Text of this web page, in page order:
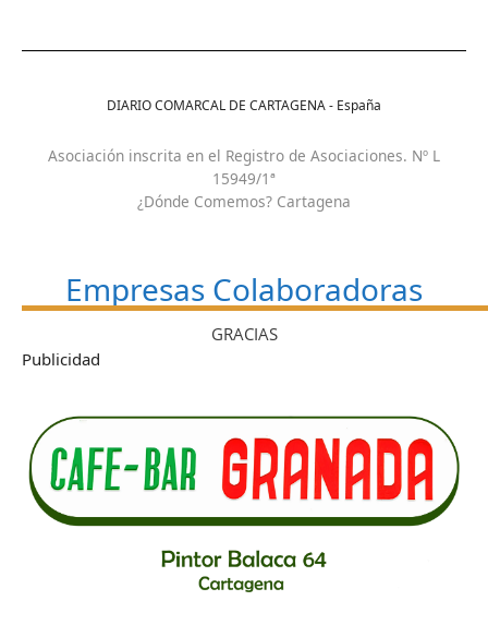
DIARIO COMARCAL DE CARTAGENA - España
Asociación inscrita en el Registro de Asociaciones. Nº L
15949/1ª
¿Dónde Comemos? Cartagena
Empresas Colaboradoras
GRACIAS
Publicidad